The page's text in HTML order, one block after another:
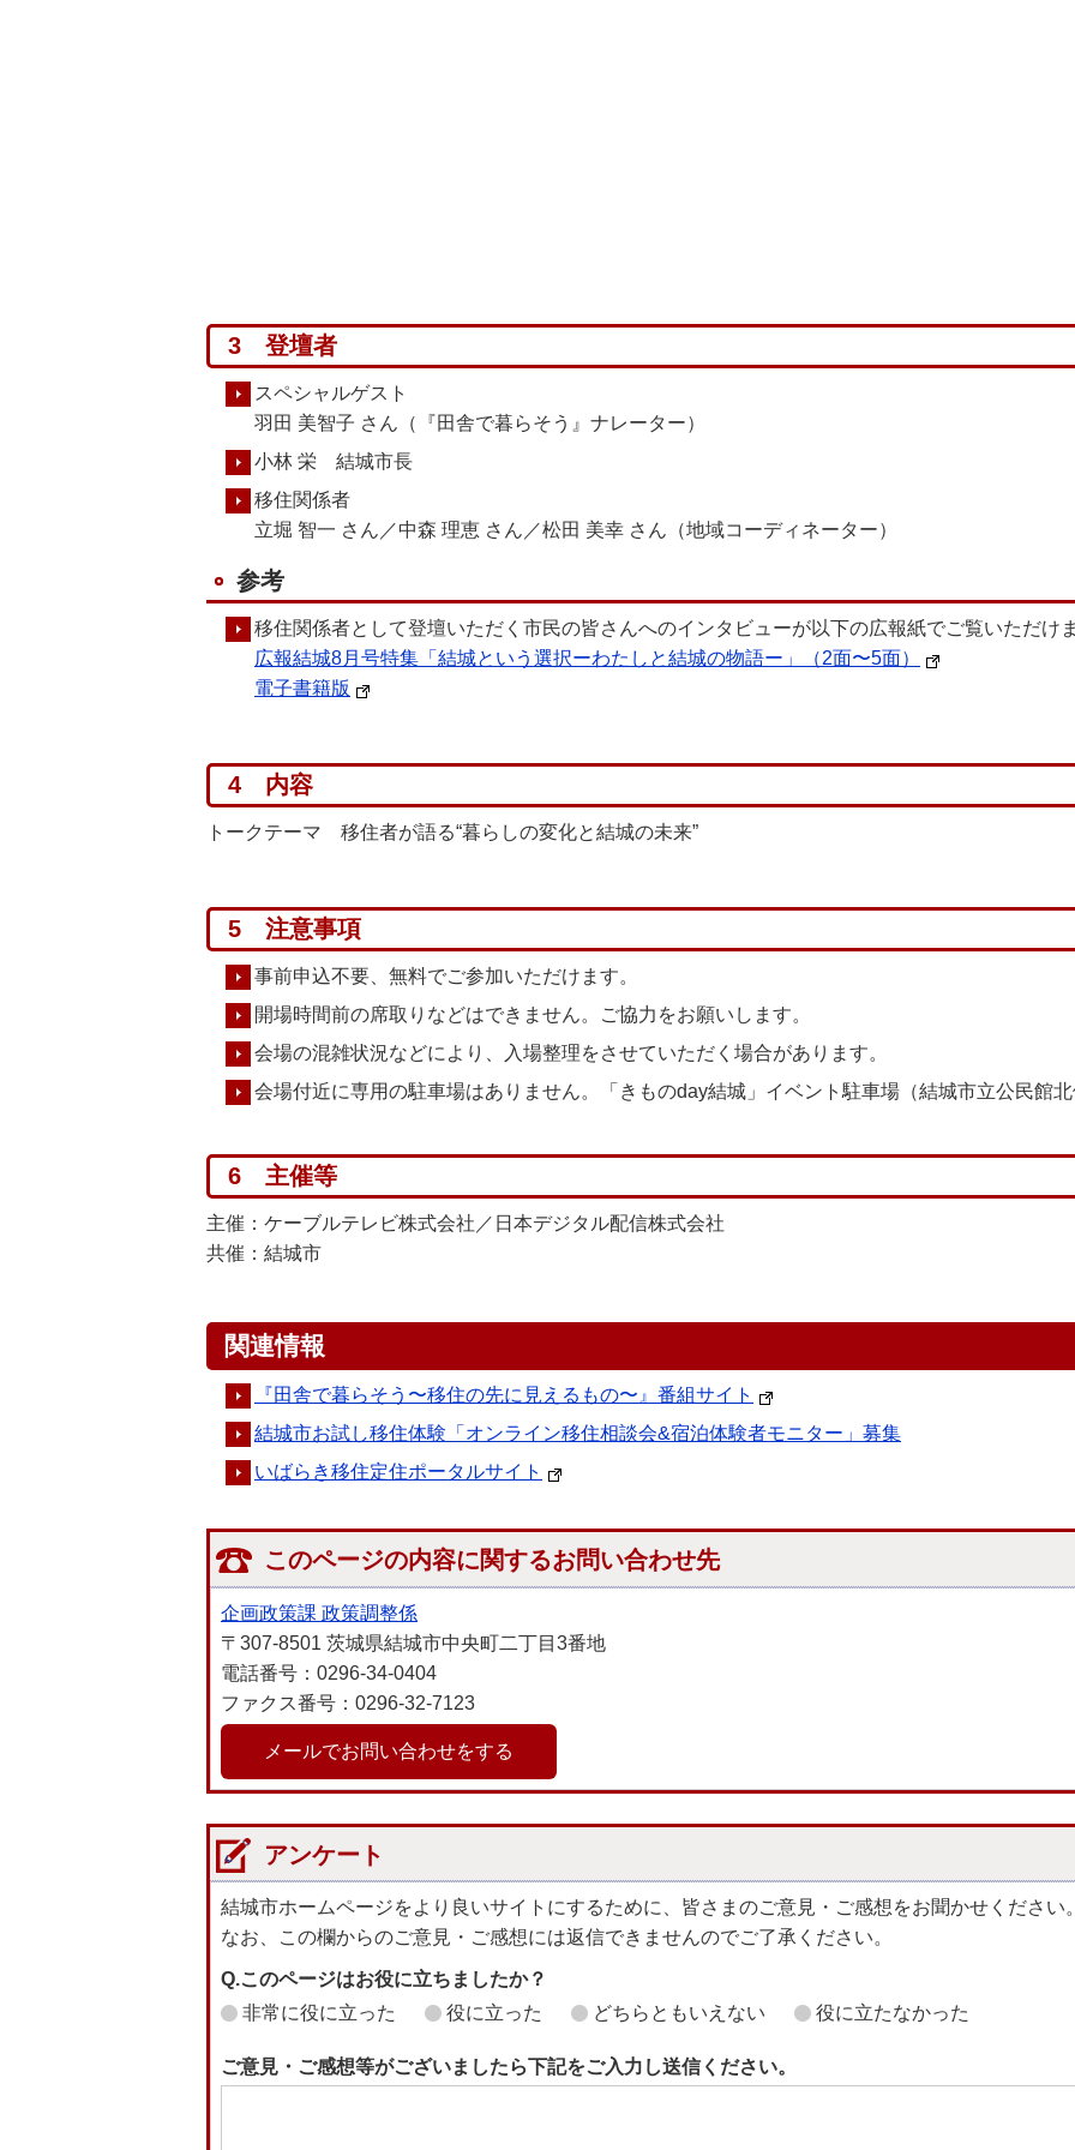
3 登壇者
スペシャルゲスト
羽田 美智子 さん（『田舎で暮らそう』ナレーター）
小林 栄 結城市長
移住関係者
立堀 智一 さん／中森 理恵 さん／松田 美幸 さん（地域コーディネーター）
参考
移住関係者として登壇いただく市民の皆さんへのインタビューが以下の広報紙でご覧いただけ
広報結城8月号特集「結城という選択ーわたしと結城の物語ー」（2面〜5面）
電子書籍版
4 内容
トークテーマ 移住者が語る“暮らしの変化と結城の未来”
5 注意事項
事前申込不要、無料でご参加いただけます。
開場時間前の席取りなどはできません。ご協力をお願いします。
会場の混雑状況などにより、入場整理をさせていただく場合があります。
会場付近に専用の駐車場はありません。「きものday結城」イベント駐車場（結城市立公民館
6 主催等
主催：ケーブルテレビ株式会社／日本デジタル配信株式会社
共催：結城市
関連情報
『田舎で暮らそう〜移住の先に見えるもの〜』番組サイト
結城市お試し移住体験「オンライン移住相談会&宿泊体験者モニター」募集
いばらき移住定住ポータルサイト
このページの内容に関するお問い合わせ先
企画政策課 政策調整係
〒307-8501 茨城県結城市中央町二丁目3番地
電話番号：0296-34-0404
ファクス番号：0296-32-7123
メールでお問い合わせをする
アンケート
結城市ホームページをより良いサイトにするために、皆さまのご意見・ご感想をお聞かせください
なお、この欄からのご意見・ご感想には返信できませんのでご了承ください。
Q.このページはお役に立ちましたか？
非常に役に立った
役に立った どちらともいえない 役に立たなかった
ご意見・ご感想等がございましたら下記をご入力し送信ください。